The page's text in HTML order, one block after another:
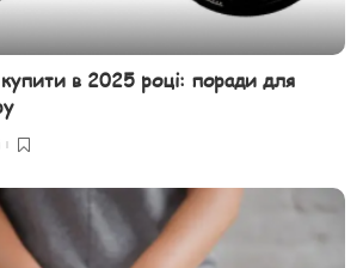
в 2025 році: поради для